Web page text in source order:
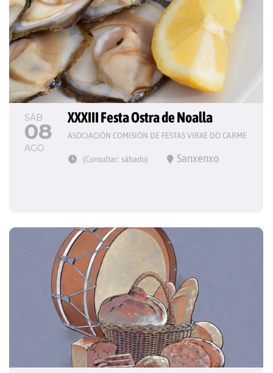
SÁB
08
AGO
XXXIII Festa Ostra de Noalla
ASOCIACIÓN COMISIÓN DE FESTAS VIRXE DO CARME
(Consultar: sábado) Sanxenxo